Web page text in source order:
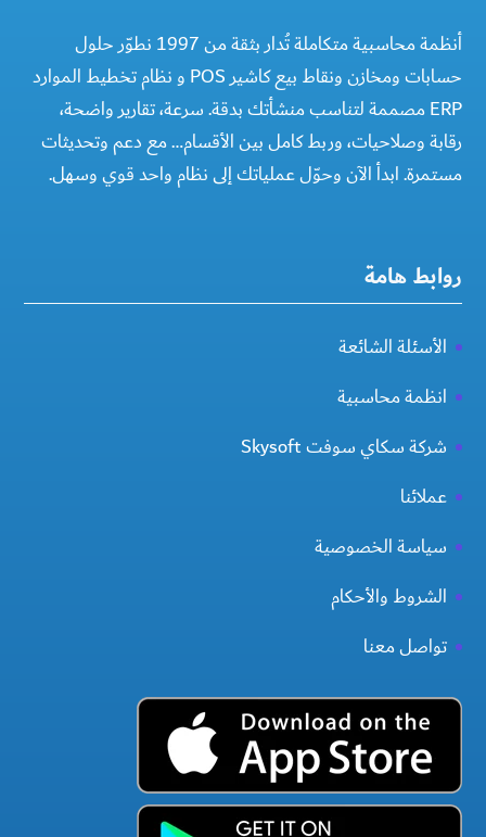
أنظمة محاسبية متكاملة تُدار بثقة من 1997 نطوّر حلول
حسابات ومخازن ونقاط بيع كاشير POS و نظام تخطيط الموارد
ERP مصممة لتناسب منشأتك بدقة. سرعة، تقارير واضحة،
رقابة وصلاحيات، وربط كامل بين الأقسام… مع دعم وتحديثات
مستمرة. ابدأ الآن وحوّل عملياتك إلى نظام واحد قوي وسهل.
روابط هامة
الأسئلة الشائعة
انظمة محاسبية
شركة سكاي سوفت Skysoft
عملائنا
سياسة الخصوصية
الشروط والأحكام
تواصل معنا